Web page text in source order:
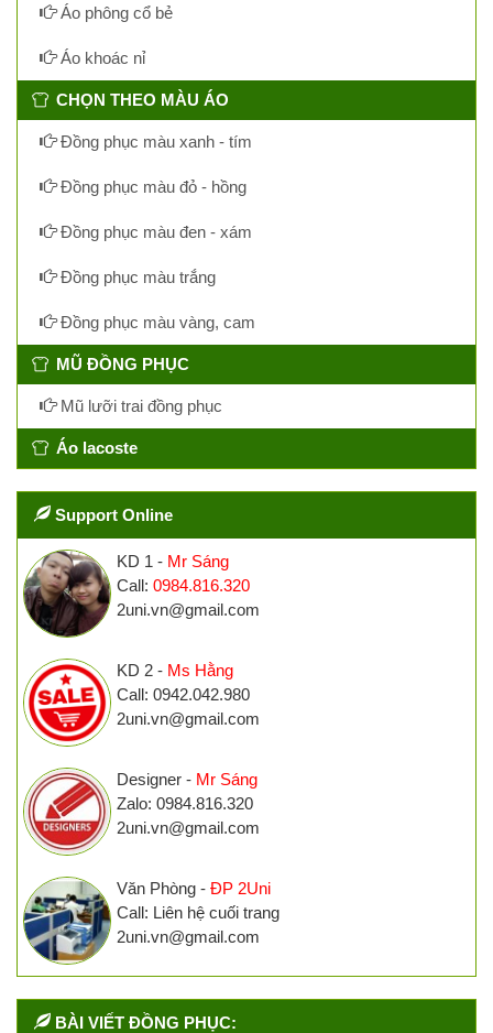
Áo phông cổ bẻ
Áo khoác nỉ
CHỌN THEO MÀU ÁO
Đồng phục màu xanh - tím
Đồng phục màu đỏ - hồng
Đồng phục màu đen - xám
Đồng phục màu trắng
Đồng phục màu vàng, cam
MŨ ĐỒNG PHỤC
Mũ lưỡi trai đồng phục
Áo lacoste
Support Online
KD 1 - Mr Sáng
Call: 0984.816.320
2uni.vn@gmail.com
KD 2 - Ms Hằng
Call: 0942.042.980
2uni.vn@gmail.com
Designer - Mr Sáng
Zalo: 0984.816.320
2uni.vn@gmail.com
Văn Phòng - ĐP 2Uni
Call: Liên hệ cuối trang
2uni.vn@gmail.com
BÀI VIẾT ĐỒNG PHỤC: